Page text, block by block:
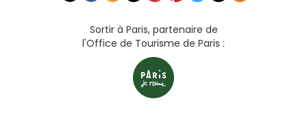
Sortir à Paris, partenaire de
l'Office de Tourisme de Paris :